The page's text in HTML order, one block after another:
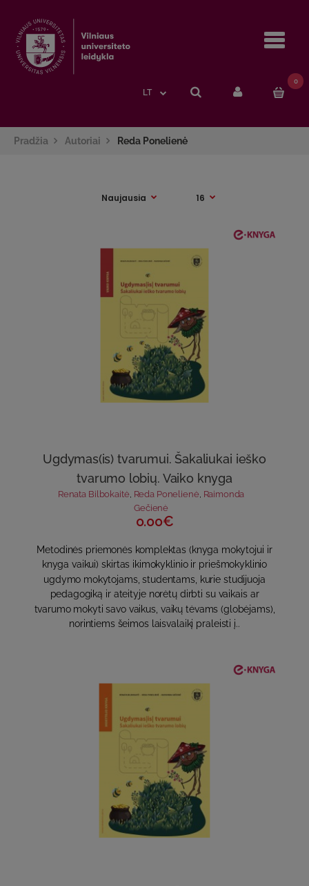
LT
0
Pradžia Autoriai Reda Ponelienė
Ugdymas(is) tvarumui. Šakaliukai ieško
tvarumo lobių. Vaiko knyga
Renata Bilbokaitė, Reda Ponelienė, Raimonda
Gečienė
0.00€
Metodinės priemonės komplektas (knyga mokytojui ir
knyga vaikui) skirtas ikimokyklinio ir priešmokyklinio
ugdymo mokytojams, studentams, kurie studijuoja
pedagogiką ir ateityje norėtų dirbti su vaikais ar
tvarumo mokyti savo vaikus, vaikų tėvams (globėjams),
norintiems šeimos laisvalaikį praleisti į..